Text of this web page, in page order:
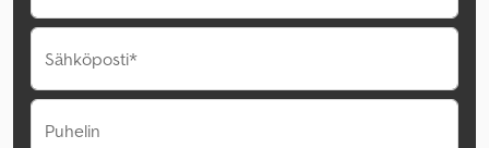
Sähköposti*
Puhelin